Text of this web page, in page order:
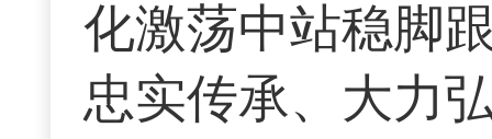
化激荡中站稳脚
忠实传承、大力